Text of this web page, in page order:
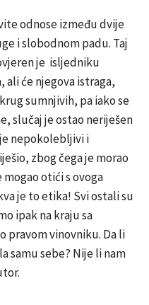
odnose između dvije
i slobodnom padu. Taj
je isljedniku
će njegova istraga,
sumnjivih, pa iako se
slučaj je ostao neriješen
je nepokolebljivi i
zbog čega je morao
otići s ovoga
je to etika! Svi ostali su
ipak na kraju sa
pravom vinovniku. Da li
samu sebe? Nije li nam